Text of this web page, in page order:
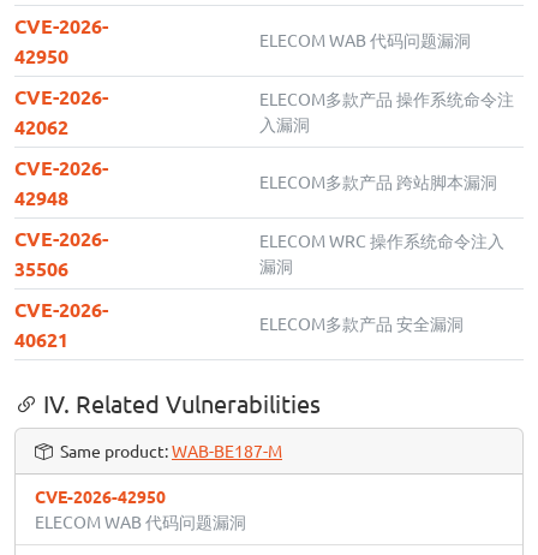
CVE-2026-
42950
ELECOM WAB 代码问题漏洞
CVE-2026-
42062
ELECOM多款产品 操作系统命令注
入漏洞
CVE-2026-
42948
ELECOM多款产品 跨站脚本漏洞
CVE-2026-
35506
ELECOM WRC 操作系统命令注入
漏洞
CVE-2026-
40621
ELECOM多款产品 安全漏洞
IV. Related Vulnerabilities
Same product:WAB-BE187-M
CVE-2026-42950
ELECOM WAB 代码问题漏洞